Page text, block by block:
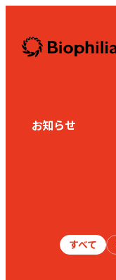
お知らせ
News
すべて